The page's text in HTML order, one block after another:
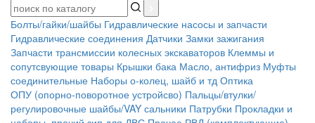
Болты/гайки/шайбы Гидравлические насосы и запчасти
Гидравлические соединения Датчики Замки зажигания
Запчасти трансмиссии колесных экскаваторов Клеммы и
сопутсвующие товары Крышки бака Масло, антифриз Муфты
соединительные Наборы о-колец, шайб и тд Оптика
ОПУ (опорно-поворотное устройсво) Пальцы/втулки/
регулировочные шайбы/VAY сальники Патрубки Прокладки и